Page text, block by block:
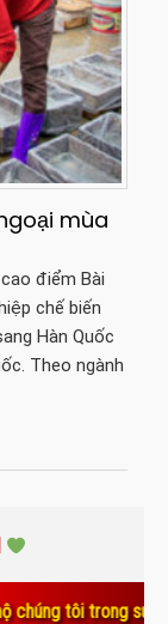
mùa
điểm Bài
chế biến
Hàn Quốc
Theo ngành
gian qua.